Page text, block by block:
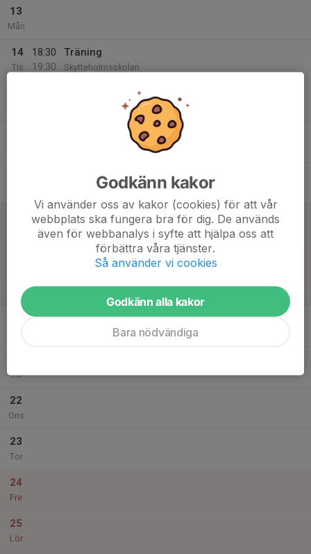
13
Mån
14
Tis
18:30
19:30
Träning
Skytteholmsskolan
v.51
Tis
22
Ons
23
Tor
24
Fre
25
Lör
Godkänn kakor
Vi använder oss av kakor (cookies) för att vår
webbplats ska fungera bra för dig. De används
även för webbanalys i syfte att hjälpa oss att
förbättra våra tjänster.
Så använder vi cookies
Godkänn alla kakor
Bara nödvändiga